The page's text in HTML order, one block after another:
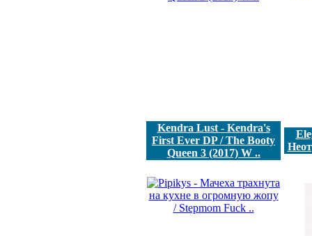
Kendra Lust - Kendra's
First Ever DP / The Booty
Queen 3 (2017) W ..